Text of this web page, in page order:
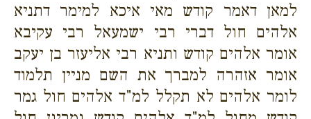
למאן דאמר קודש מאי איכא למימר דתניא
אלהים חול דברי רבי ישמעאל רבי עקיבא
אומר אלהים קודש ותניא רבי אליעזר בן יעקב
אומר אזהרה למברך את השם מניין תלמוד
לומר אלהים לא תקלל למ"ד אלהים חול גמר